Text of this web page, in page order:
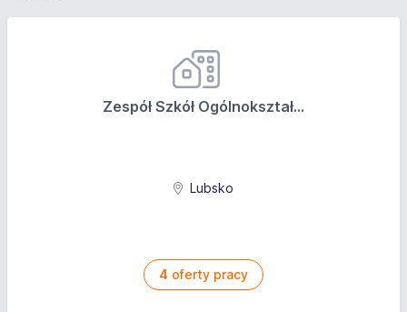
Zespół Szkół Ogólnokształ...
Lubsko
4 oferty pracy